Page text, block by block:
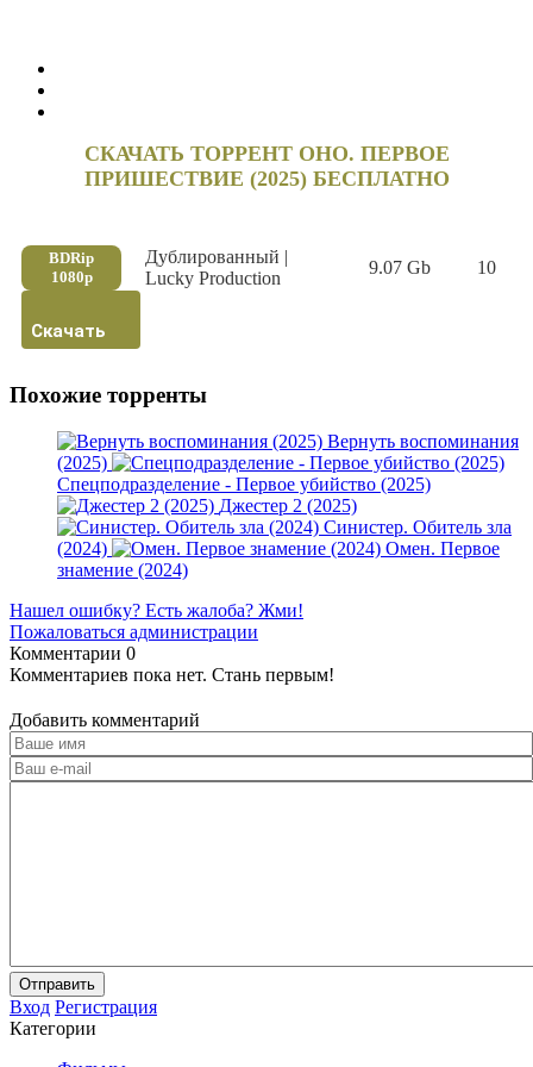
СКАЧАТЬ ТОРРЕНТ ОНО. ПЕРВОЕ
ПРИШЕСТВИЕ (2025) БЕСПЛАТНО
BDRip
1080p
Дублированный |
Lucky Production
9.07 Gb 10
Скачать
Похожие торренты
Вернуть воспоминания
(2025)
Спецподразделение - Первое убийство (2025)
Джестер 2 (2025)
Синистер. Обитель зла
(2024)
Омен. Первое
знамение (2024)
Нашел ошибку? Есть жалоба? Жми!
Пожаловаться администрации
Комментарии 0
Комментариев пока нет. Стань первым!
Добавить комментарий
Отправить
Вход Регистрация
Категории